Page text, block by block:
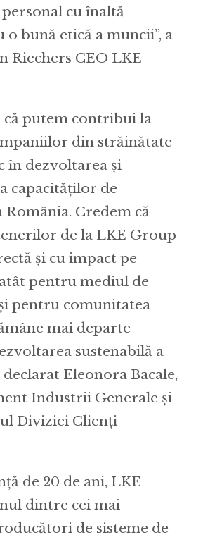
cu înaltă
o bună etică a muncii”, a
Riechers CEO LKE
că putem contribui la
din străinătate
în dezvoltarea și
capacităților de
Credem că
de la LKE Group
și cu impact pe
pentru mediul de
pentru comunitatea
mai departe
sustenabilă a
declarat Eleonora Bacale,
Industrii Generale și
Diviziei Clienți
de 20 de ani, LKE
dintre cei mai
de sisteme de